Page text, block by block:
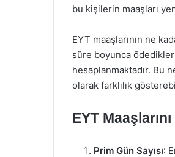
bu kişilerin maaşları
EYT maaşlarının ne
süre boyunca
hesaplanmaktadır. Bu
olarak farklılık
EYT
Prim Gün Sayısı: